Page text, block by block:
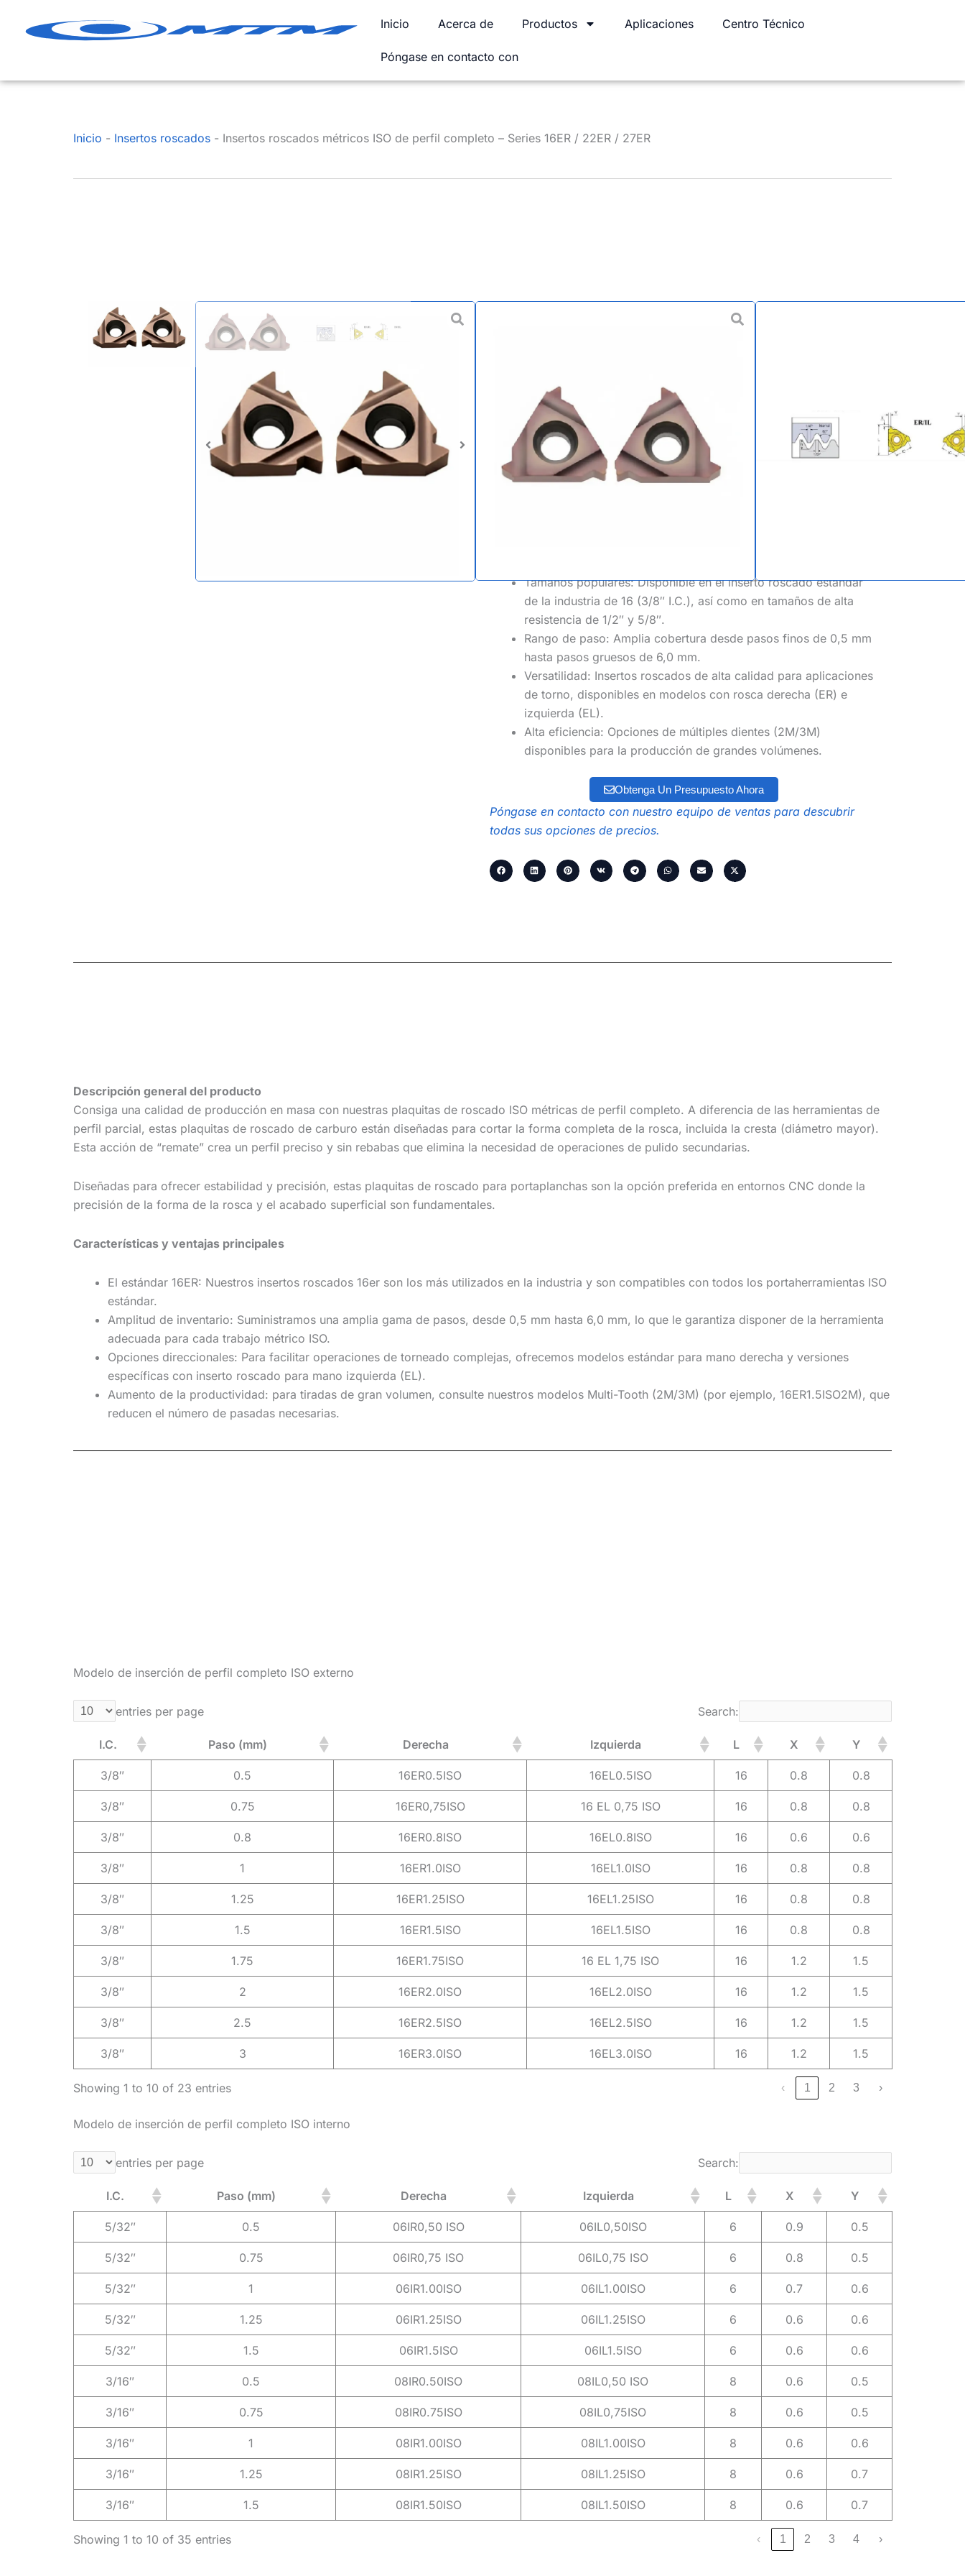
Inicio Acerca de Productos Aplicaciones Centro Técnico
Póngase en contacto con
Inicio - Insertos roscados - Insertos roscados métricos ISO de perfil completo – Series 16ER / 22ER / 27ER
Insertos roscados métricos
colocación horizontal
Ideal para Producción en masa, roscado de alta precisión, torneado
CNC.
Tamaños populares: Disponible en el inserto roscado estándar
de la industria de 16 (3/8″ I.C.), así como en tamaños de alta
resistencia de 1/2″ y 5/8″.
Rango de paso: Amplia cobertura desde pasos finos de 0,5 mm
hasta pasos gruesos de 6,0 mm.
Versatilidad: Insertos roscados de alta calidad para aplicaciones
de torno, disponibles en modelos con rosca derecha (ER) e
izquierda (EL).
Alta eficiencia: Opciones de múltiples dientes (2M/3M)
disponibles para la producción de grandes volúmenes.
Obtenga Un Presupuesto Ahora
Póngase en contacto con nuestro equipo de ventas para descubrir
todas sus opciones de precios.
Descripción general del producto
Consiga una calidad de producción en masa con nuestras plaquitas de roscado ISO métricas de perfil completo. A diferencia de las herramientas de
perfil parcial, estas plaquitas de roscado de carburo están diseñadas para cortar la forma completa de la rosca, incluida la cresta (diámetro mayor).
Esta acción de “remate” crea un perfil preciso y sin rebabas que elimina la necesidad de operaciones de pulido secundarias.
Diseñadas para ofrecer estabilidad y precisión, estas plaquitas de roscado para portaplanchas son la opción preferida en entornos CNC donde la
precisión de la forma de la rosca y el acabado superficial son fundamentales.
Características y ventajas principales
El estándar 16ER: Nuestros insertos roscados 16er son los más utilizados en la industria y son compatibles con todos los portaherramientas ISO
estándar.
Amplitud de inventario: Suministramos una amplia gama de pasos, desde 0,5 mm hasta 6,0 mm, lo que le garantiza disponer de la herramienta
adecuada para cada trabajo métrico ISO.
Opciones direccionales: Para facilitar operaciones de torneado complejas, ofrecemos modelos estándar para mano derecha y versiones
específicas con inserto roscado para mano izquierda (EL).
Aumento de la productividad: para tiradas de gran volumen, consulte nuestros modelos Multi-Tooth (2M/3M) (por ejemplo, 16ER1.5ISO2M), que
reducen el número de pasadas necesarias.
Modelo de inserción de perfil completo ISO externo
entries per page Search:
I.C. Paso (mm) Derecha Izquierda L X Y
3/8″ 0.5 16ER0.5ISO 16EL0.5ISO 16 0.8 0.8
3/8″ 0.75 16ER0,75ISO 16 EL 0,75 ISO 16 0.8 0.8
3/8″ 0.8 16ER0.8ISO 16EL0.8ISO 16 0.6 0.6
3/8″ 1 16ER1.0ISO 16EL1.0ISO 16 0.8 0.8
3/8″ 1.25 16ER1.25ISO 16EL1.25ISO 16 0.8 0.8
3/8″ 1.5 16ER1.5ISO 16EL1.5ISO 16 0.8 0.8
3/8″ 1.75 16ER1.75ISO 16 EL 1,75 ISO 16 1.2 1.5
3/8″ 2 16ER2.0ISO 16EL2.0ISO 16 1.2 1.5
3/8″ 2.5 16ER2.5ISO 16EL2.5ISO 16 1.2 1.5
3/8″ 3 16ER3.0ISO 16EL3.0ISO 16 1.2 1.5
Showing 1 to 10 of 23 entries ‹ 1 2 3 ›
Modelo de inserción de perfil completo ISO interno
entries per page Search:
I.C. Paso (mm) Derecha Izquierda L X Y
5/32″ 0.5 06IR0,50 ISO 06IL0,50ISO 6 0.9 0.5
5/32″ 0.75 06IR0,75 ISO 06IL0,75 ISO 6 0.8 0.5
5/32″ 1 06IR1.00ISO 06IL1.00ISO 6 0.7 0.6
5/32″ 1.25 06IR1.25ISO 06IL1.25ISO 6 0.6 0.6
5/32″ 1.5 06IR1.5ISO 06IL1.5ISO 6 0.6 0.6
3/16″ 0.5 08IR0.50ISO 08IL0,50 ISO 8 0.6 0.5
3/16″ 0.75 08IR0.75ISO 08IL0,75ISO 8 0.6 0.5
3/16″ 1 08IR1.00ISO 08IL1.00ISO 8 0.6 0.6
3/16″ 1.25 08IR1.25ISO 08IL1.25ISO 8 0.6 0.7
3/16″ 1.5 08IR1.50ISO 08IL1.50ISO 8 0.6 0.7
Showing 1 to 10 of 35 entries ‹ 1 2 3 4 ›